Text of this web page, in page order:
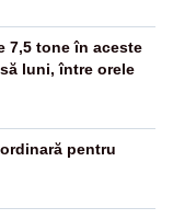
7,5 tone în aceste
luni, între orele
pentru